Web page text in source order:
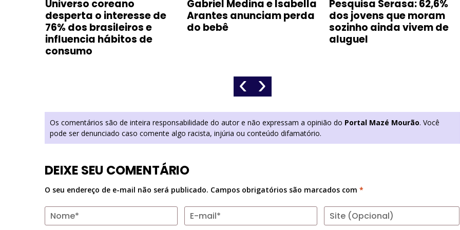
Universo coreano
desperta o interesse de
76% dos brasileiros e
influencia hábitos de
consumo
Gabriel Medina e Isabella
Arantes anunciam perda
do bebê
Pesquisa Serasa: 62,6%
dos jovens que moram
sozinho ainda vivem de
aluguel
‹ ›
Os comentários são de inteira responsabilidade do autor e não expressam a opinião do Portal Mazé Mourão. Você
pode ser denunciado caso comente algo racista, injúria ou conteúdo difamatório.
DEIXE SEU COMENTÁRIO
O seu endereço de e-mail não será publicado. Campos obrigatórios são marcados com *